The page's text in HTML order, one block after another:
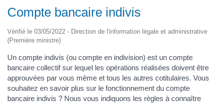
Compte bancaire indivis
Vérifié le 03/05/2022 - Direction de l'information légale et administrative
(Première ministre)
Un compte indivis (ou compte en indivision) est un compte
bancaire collectif sur lequel les opérations réalisées doivent être
approuvées par vous même et tous les autres cotitulaires. Vous
souhaitez en savoir plus sur le fonctionnement du compte
bancaire indivis ? Nous vous indiquons les règles à connaître